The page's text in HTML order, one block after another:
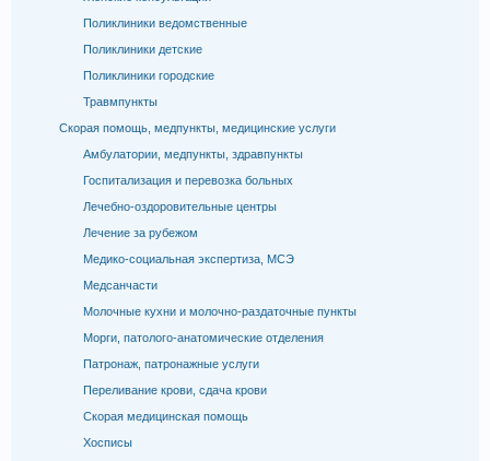
Поликлиники ведомственные
Поликлиники детские
Поликлиники городские
Травмпункты
Скорая помощь, медпункты, медицинские услуги
Амбулатории, медпункты, здравпункты
Госпитализация и перевозка больных
Лечебно-оздоровительные центры
Лечение за рубежом
Медико-социальная экспертиза, МСЭ
Медсанчасти
Молочные кухни и молочно-раздаточные пункты
Морги, патолого-анатомические отделения
Патронаж, патронажные услуги
Переливание крови, сдача крови
Скорая медицинская помощь
Хосписы